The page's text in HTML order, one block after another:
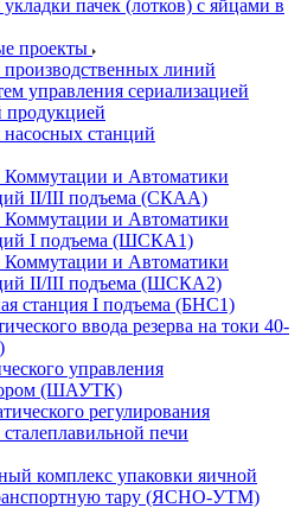
пачек (лотков) с яйцами в
проекты
производственных линий
управления сериализацией
продукцией
станций
и Автоматики
II/III подъема (СКАА)
и Автоматики
I подъема (ШСКА1)
и Автоматики
II/III подъема (ШСКА2)
станция I подъема (БНС1)
ввода резерва на токи 40-
управления
(ШАУТК)
регулирования
печи
комплекс упаковки яичной
тару (ЯСНО-УТМ)